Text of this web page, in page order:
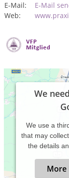
E-Mail:
E-Mail
Web:
We
We use a
that may
the details